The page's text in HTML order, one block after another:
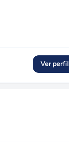
Ver perfil